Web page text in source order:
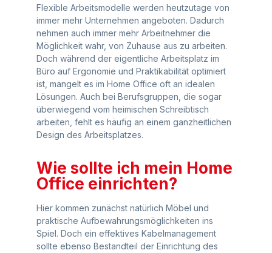
Flexible Arbeitsmodelle werden heutzutage von
immer mehr Unternehmen angeboten. Dadurch
nehmen auch immer mehr Arbeitnehmer die
Möglichkeit wahr, von Zuhause aus zu arbeiten.
Doch während der eigentliche Arbeitsplatz im
Büro auf Ergonomie und Praktikabilität optimiert
ist, mangelt es im Home Office oft an idealen
Lösungen. Auch bei Berufsgruppen, die sogar
überwiegend vom heimischen Schreibtisch
arbeiten, fehlt es häufig an einem ganzheitlichen
Design des Arbeitsplatzes.
Wie sollte ich mein Home
Office einrichten?
Hier kommen zunächst natürlich Möbel und
praktische Aufbewahrungsmöglichkeiten ins
Spiel. Doch ein effektives Kabelmanagement
sollte ebenso Bestandteil der Einrichtung des